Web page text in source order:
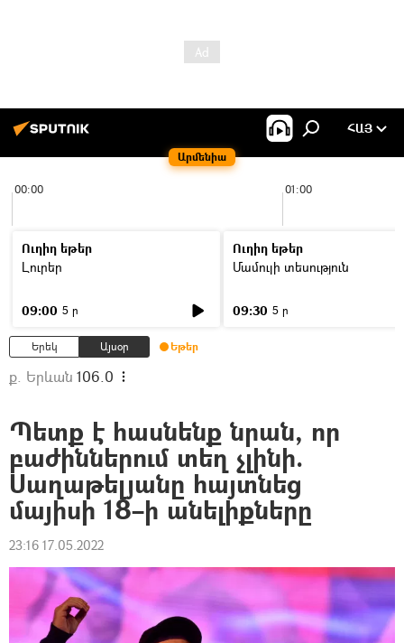
Արմենիա
ՀԱՅ
00:00 01:00
Ուղիղ եթեր
Լուրեր
09:00 5 ր
Ուղիղ եթեր
Մամուլի տեսություն
09:30 5 ր
Երեկ Այսօր Եթեր
ք. Երևան 106.0
Պետք է հասնենք նրան, որ
բաժիններում տեղ չլինի.
Սաղաթելյանը հայտնեց
մայիսի 18–ի անելիքները
23:16 17.05.2022